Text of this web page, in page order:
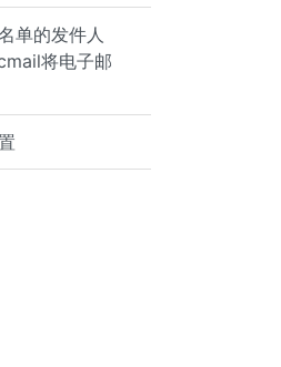
单的发件人
将电子邮